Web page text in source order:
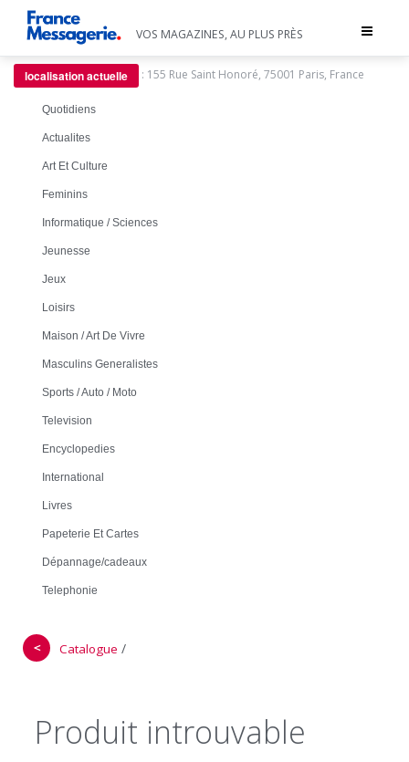
Toggle
VOS MAGAZINES, AU PLUS PRÈS
localisation actuelle : 155 Rue Saint Honoré, 75001 Paris, France
Quotidiens
Actualites
Art Et Culture
Feminins
Informatique / Sciences
Jeunesse
Jeux
Loisirs
Maison / Art De Vivre
Masculins Generalistes
Sports / Auto / Moto
Television
Encyclopedies
International
Livres
Papeterie Et Cartes
Dépannage/cadeaux
Telephonie
＜ Catalogue /
Produit introuvable